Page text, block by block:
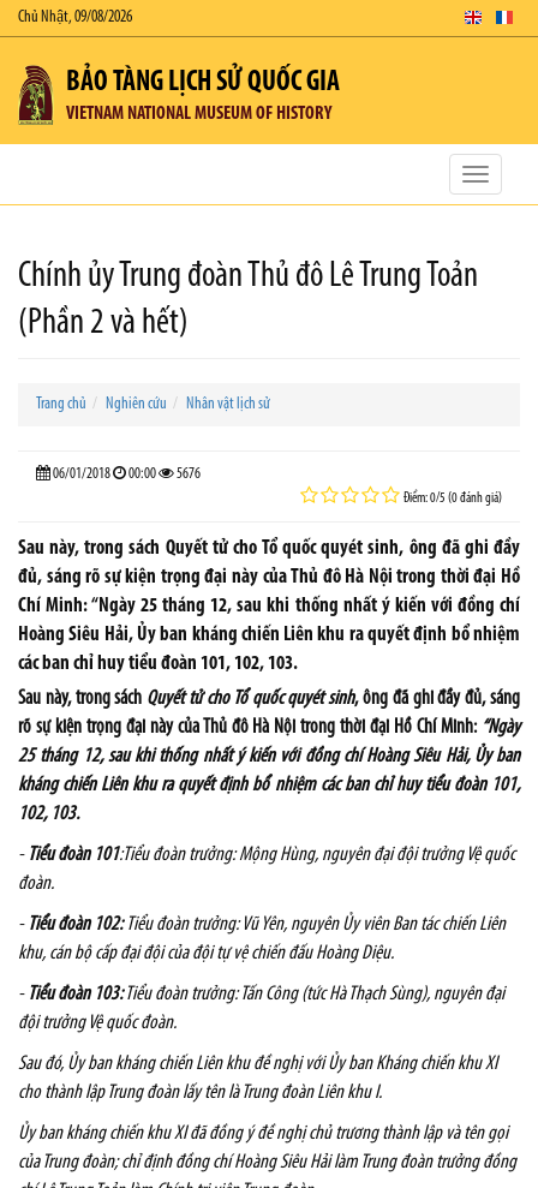
Chủ Nhật, 09/08/2026
BẢO TÀNG LỊCH SỬ QUỐC GIA
VIETNAM NATIONAL MUSEUM OF HISTORY
Toggle
Chính ủy Trung đoàn Thủ đô Lê Trung Toản
(Phần 2 và hết)
Trang chủ Nghiên cứu Nhân vật lịch sử
06/01/2018 00:00 5676
Điểm: 0/5 (0 đánh giá)
Sau này, trong sách Quyết tử cho Tổ quốc quyét sinh, ông đã ghi đầy
đủ, sáng rõ sự kiện trọng đại này của Thủ đô Hà Nội trong thời đại Hồ
Chí Minh: “Ngày 25 tháng 12, sau khi thống nhất ý kiến với đồng chí
Hoàng Siêu Hải, Ủy ban kháng chiến Liên khu ra quyết định bổ nhiệm
các ban chỉ huy tiểu đoàn 101, 102, 103.
Sau này, trong sách Quyết tử cho Tổ quốc quyét sinh, ông đã ghi đầy đủ, sáng
rõ sự kiện trọng đại này của Thủ đô Hà Nội trong thời đại Hồ Chí Minh: “Ngày
25 tháng 12, sau khi thống nhất ý kiến với đồng chí Hoàng Siêu Hải, Ủy ban
kháng chiến Liên khu ra quyết định bổ nhiệm các ban chỉ huy tiểu đoàn 101,
102, 103.
- Tiểu đoàn 101:Tiểu đoàn trưởng: Mộng Hùng, nguyên đại đội trưởng Vệ quốc
đoàn.
- Tiểu đoàn 102:Tiểu đoàn trưởng: Vũ Yên, nguyên Ủy viên Ban tác chiến Liên
khu, cán bộ cấp đại đội của đội tự vệ chiến đấu Hoàng Diệu.
- Tiểu đoàn 103:Tiểu đoàn trưởng: Tấn Công (tức Hà Thạch Sùng), nguyên đại
đội trưởng Vệ quốc đoàn.
Sau đó, Ủy ban kháng chiến Liên khu đề nghị với Ủy ban Kháng chiến khu XI
cho thành lập Trung đoàn lấy tên là Trung đoàn Liên khu I.
Ủy ban kháng chiến khu XI đã đồng ý đề nghị chủ trương thành lập và tên gọi
của Trung đoàn; chỉ định đồng chí Hoàng Siêu Hải làm Trung đoàn trưởng đồng